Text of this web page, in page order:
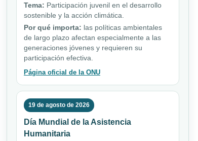
Tema: Participación juvenil en el desarrollo
sostenible y la acción climática.
Por qué importa: las políticas ambientales
de largo plazo afectan especialmente a las
generaciones jóvenes y requieren su
participación efectiva.
Página oficial de la ONU
19 de agosto de 2026
Día Mundial de la Asistencia
Humanitaria